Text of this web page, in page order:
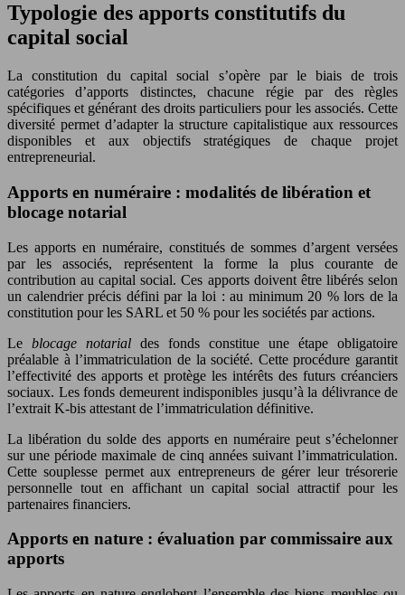
Typologie des apports constitutifs du
capital social
La constitution du capital social s’opère par le biais de trois
catégories d’apports distinctes, chacune régie par des règles
spécifiques et générant des droits particuliers pour les associés. Cette
diversité permet d’adapter la structure capitalistique aux ressources
disponibles et aux objectifs stratégiques de chaque projet
entrepreneurial.
Apports en numéraire : modalités de libération et
blocage notarial
Les apports en numéraire, constitués de sommes d’argent versées
par les associés, représentent la forme la plus courante de
contribution au capital social. Ces apports doivent être libérés selon
un calendrier précis défini par la loi : au minimum 20 % lors de la
constitution pour les SARL et 50 % pour les sociétés par actions.
Le blocage notarial des fonds constitue une étape obligatoire
préalable à l’immatriculation de la société. Cette procédure garantit
l’effectivité des apports et protège les intérêts des futurs créanciers
sociaux. Les fonds demeurent indisponibles jusqu’à la délivrance de
l’extrait K-bis attestant de l’immatriculation définitive.
La libération du solde des apports en numéraire peut s’échelonner
sur une période maximale de cinq années suivant l’immatriculation.
Cette souplesse permet aux entrepreneurs de gérer leur trésorerie
personnelle tout en affichant un capital social attractif pour les
partenaires financiers.
Apports en nature : évaluation par commissaire aux
apports